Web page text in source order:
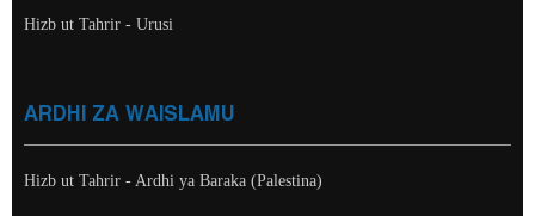
Hizb ut Tahrir - Urusi
ARDHI ZA WAISLAMU
Hizb ut Tahrir - Ardhi ya Baraka (Palestina)